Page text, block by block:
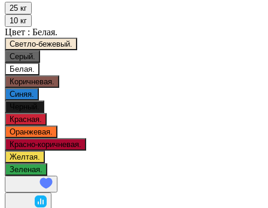
25 кг
10 кг
Цвет : Белая.
Светло-бежевый.
Серый.
Белая.
Коричневая.
Синяя.
Черный.
Красная.
Оранжевая.
Красно-коричневая.
Желтая.
Зеленая.